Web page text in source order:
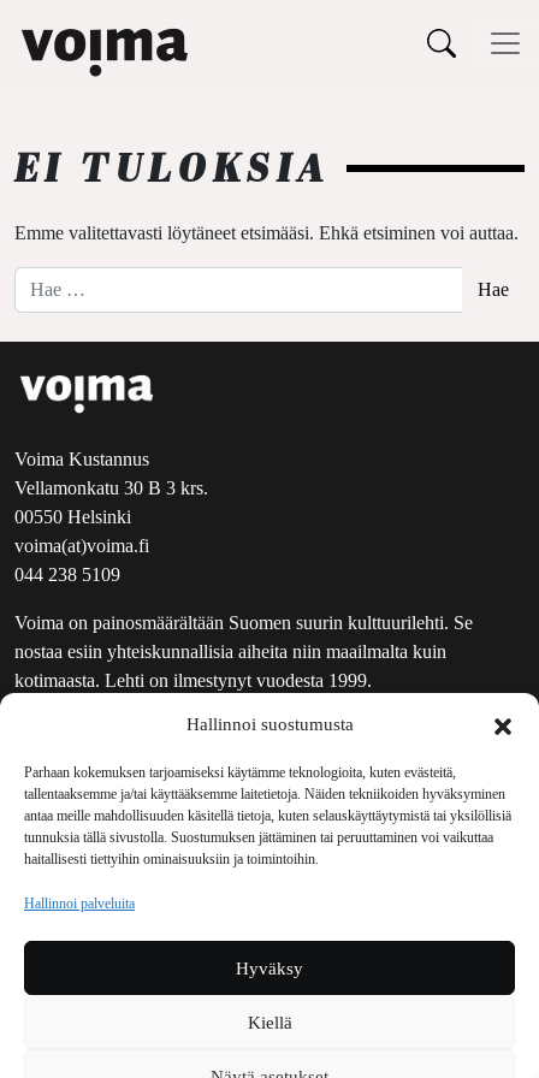
Hallinnoi suostumusta
Parhaan kokemuksen tarjoamiseksi käytämme teknologioita, kuten evästeitä,
tallentaaksemme ja/tai käyttääksemme laitetietoja. Näiden tekniikoiden hyväksyminen
antaa meille mahdollisuuden käsitellä tietoja, kuten selauskäyttäytymistä tai yksilöllisiä
tunnuksia tällä sivustolla. Suostumuksen jättäminen tai peruuttaminen voi vaikuttaa
haitallisesti tiettyihin ominaisuuksiin ja toimintoihin.
Hallinnoi palveluita
Hyväksy
Kiellä
Päävalikko
EI TULOKSIA
Emme valitettavasti löytäneet etsimääsi. Ehkä etsiminen voi auttaa.
Hae:
Voima Kustannus
Vellamonkatu 30 B 3 krs.
00550 Helsinki
voima(at)voima.fi
044 238 5109
Voima on painosmäärältään Suomen suurin kulttuurilehti. Se
nostaa esiin yhteiskunnallisia aiheita niin maailmalta kuin
kotimaasta. Lehti on ilmestynyt vuodesta 1999.
UUTISKIRJE
MAINOSTAJILLE
VASTAMAINOKSET
JAKELUPAIKAT
REKISTERISELOSTE
TILAUKSEN PERUUTUSPYYNTÖ
TILAUSOHJEET JA -EHDOT